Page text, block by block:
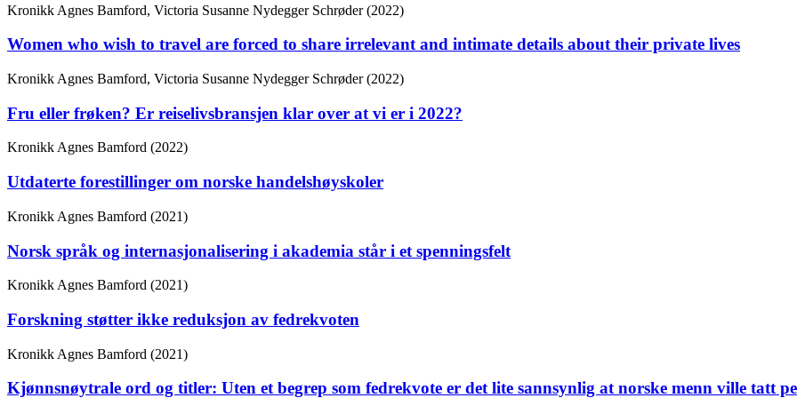
Kronikk Agnes Bamford, Victoria Susanne Nydegger Schrøder (2022)
Women who wish to travel are forced to share irrelevant and intimate details about their private lives
Kronikk Agnes Bamford, Victoria Susanne Nydegger Schrøder (2022)
Fru eller frøken? Er reiselivsbransjen klar over at vi er i 2022?
KronikkAgnes Bamford (2022)
Utdaterte forestillinger om norske handelshøyskoler
Kronikk Agnes Bamford (2021)
Norsk språk og inter­nasjonal­isering i akademia står i et spennings­felt
Kronikk Agnes Bamford (2021)
Forskning støtter ikke reduksjon av fedrekvoten
Kronikk Agnes Bamford (2021)
Kjønnsnøytrale ord og titler: Uten et begrep som fedrekvote er det lite sannsynlig at norske menn ville tatt